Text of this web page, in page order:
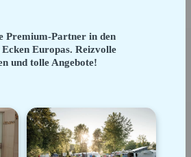
Premium-Partner in den
Ecken Europas. Reizvolle
und tolle Angebote!